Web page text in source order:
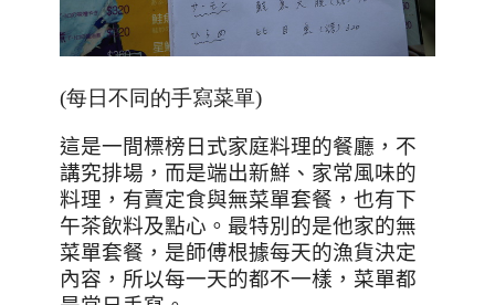
(每日不同的手寫菜單)
這是一間標榜日式家庭料理的餐廳，不
講究排場，而是端出新鮮、家常風味的
料理，有賣定食與無菜單套餐，也有下
午茶飲料及點心。最特別的是他家的無
菜單套餐，是師傅根據每天的漁貨決定
內容，所以每一天的都不一樣，菜單都